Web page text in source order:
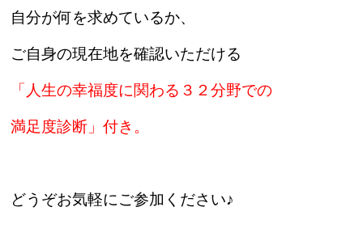
自分が何を求めているか、
ご自身の現在地を確認いただける
「人生の幸福度に関わる３２分野での
満足度診断」付き。
どうぞお気軽にご参加ください♪